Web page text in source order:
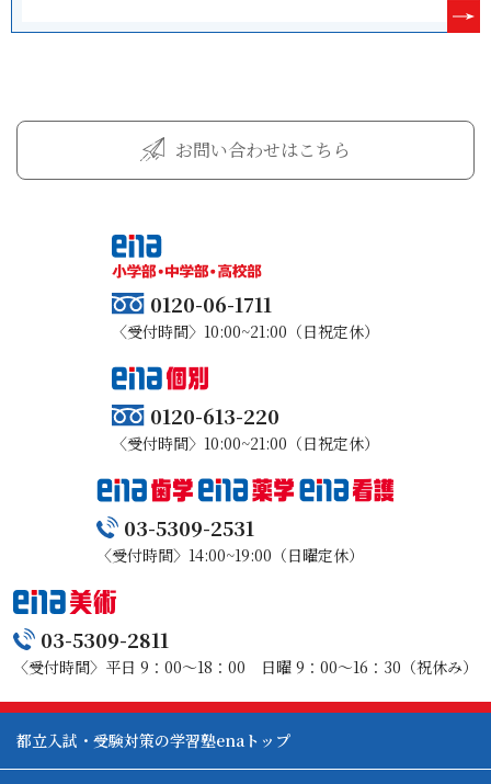
お問い合わせはこちら
0120-06-1711
〈受付時間〉10:00~21:00（日祝定休）
0120-613-220
〈受付時間〉10:00~21:00（日祝定休）
03-5309-2531
〈受付時間〉14:00~19:00（日曜定休）
03-5309-2811
〈受付時間〉平日 9：00～18：00 日曜 9：00～16：30（祝休み）
都立入試・受験対策の学習塾enaトップ